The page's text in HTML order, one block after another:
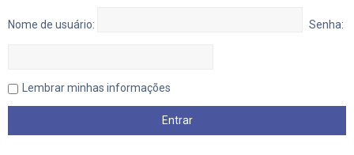
Nome de usuário: Senha:
Lembrar minhas informações